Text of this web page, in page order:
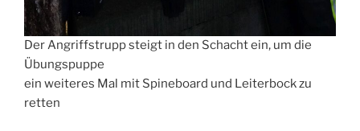
Der Angriffstrupp steigt in den Schacht ein, um die
Übungspuppe
ein weiteres Mal mit Spineboard und Leiterbock zu
retten